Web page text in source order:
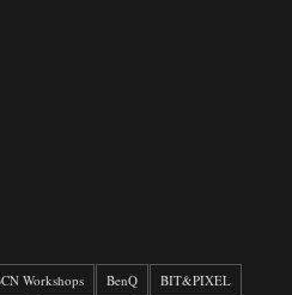
Workshops BenQ
BIT&PIXEL